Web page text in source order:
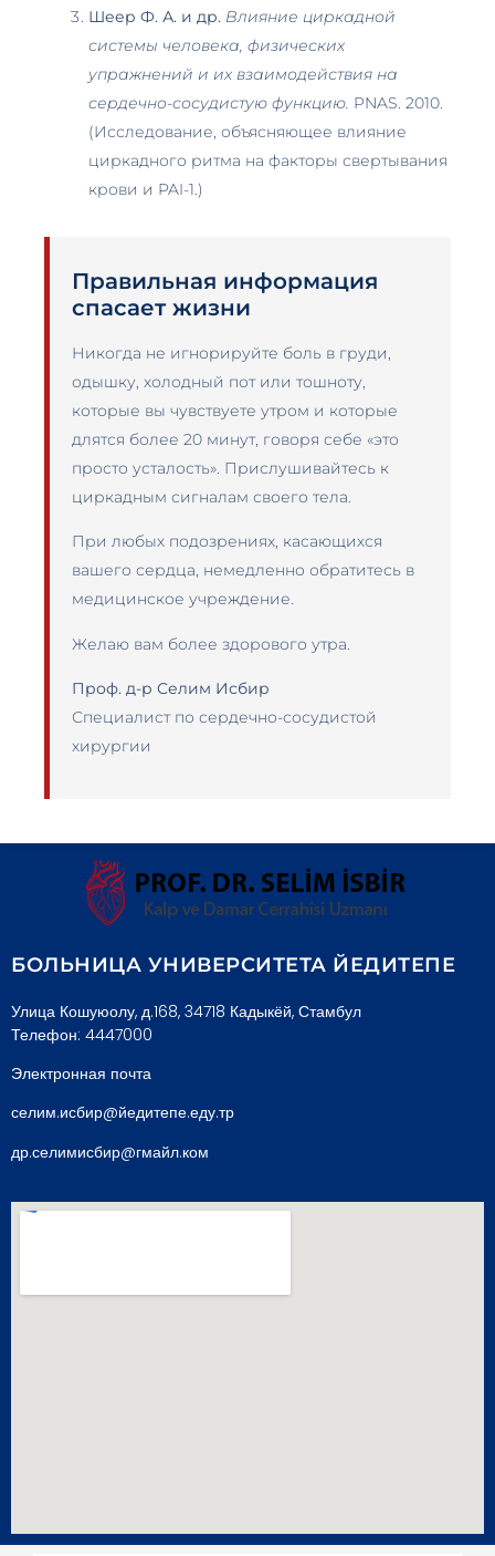
Шеер Ф. А. и др. Влияние циркадной
системы человека, физических
упражнений и их взаимодействия на
сердечно-сосудистую функцию. PNAS. 2010.
(Исследование, объясняющее влияние
циркадного ритма на факторы свертывания
крови и PAI-1.)
Правильная информация
спасает жизни
Никогда не игнорируйте боль в груди,
одышку, холодный пот или тошноту,
которые вы чувствуете утром и которые
длятся более 20 минут, говоря себе «это
просто усталость». Прислушивайтесь к
циркадным сигналам своего тела.
При любых подозрениях, касающихся
вашего сердца, немедленно обратитесь в
медицинское учреждение.
Желаю вам более здорового утра.
Проф. д-р Селим Исбир
Специалист по сердечно-сосудистой
хирургии
БОЛЬНИЦА УНИВЕРСИТЕТА ЙЕДИТЕПЕ
Улица Кошуюолу, д.168, 34718 Кадыкёй, Стамбул
Телефон: 4447000
Электронная почта
селим.исбир@йедитепе.еду.тр
др.селимисбир@гмайл.ком